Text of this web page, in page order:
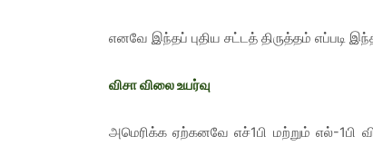
எனவே இந்தப் புதிய சட்டத் திருத்தம் எப்படி
விசா விலை உயர்வு
அமெரிக்க ஏற்கனவே எச்1பி மற்றும் எல்-